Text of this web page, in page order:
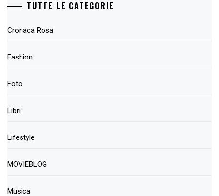
TUTTE LE CATEGORIE
Cronaca Rosa
Fashion
Foto
Libri
Lifestyle
MOVIEBLOG
Musica